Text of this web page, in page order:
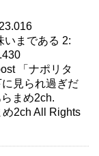
いまである 2:
「ナポリタ
見られ過ぎだ
まめ2ch.
2ch All Rights